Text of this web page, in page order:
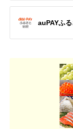
auPAYふ